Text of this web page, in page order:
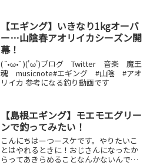
【エギング】いきなり1kgオーバ
ー…山陰春アオリイカシーズン開
幕！
( ˘•ω•˘ )('ω')ブログ Twitter 音楽 魔王
魂 musicnote#エギング #山陰 #アオ
リイカ 参考になる釣り動画です
【島根エギング】モエモエグリー
ンで釣ってみたい！
こんにちはーつースケです。やりたいこ
とはやれるときに！おじさんになったか
らってあきらめることなんかないんです